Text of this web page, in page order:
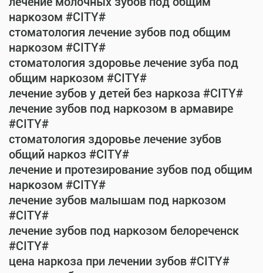
наркозом #CITY#
стоматология лечение зубов под общим
наркозом #CITY#
стоматология здоровье лечение зуба под
общим наркозом #CITY#
лечение зубов у детей без наркоза #CITY#
лечение зубов под наркозом в армавире
#CITY#
стоматология здоровье лечение зубов
общий наркоз #CITY#
лечение и протезирование зубов под общим
наркозом #CITY#
лечение зубов малышам под наркозом
#CITY#
лечение зубов под наркозом белореченск
#CITY#
цена наркоза при лечении зубов #CITY#